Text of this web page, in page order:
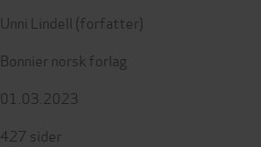
Unni Lindell (forfatter)
Bonnier norsk forlag
01.03.2023
427 sider